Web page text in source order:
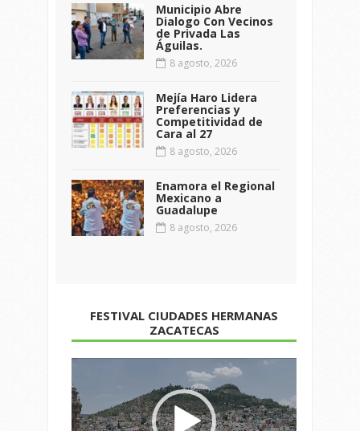
Municipio Abre
Dialogo Con Vecinos
de Privada Las
Águilas.
8 agosto, 2026
Mejía Haro Lidera
Preferencias y
Competitividad de
Cara al 27
8 agosto, 2026
Enamora el Regional
Mexicano a
Guadalupe
8 agosto, 2026
FESTIVAL CIUDADES HERMANAS
ZACATECAS
de
vídeo